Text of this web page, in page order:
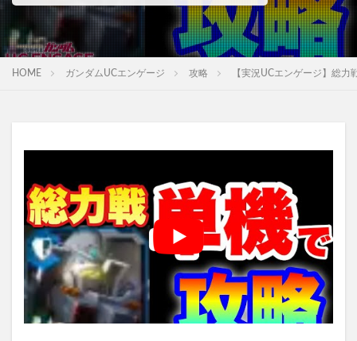
HOME ガンダムUCエンゲージ 攻略 【実況UCエンゲージ】総